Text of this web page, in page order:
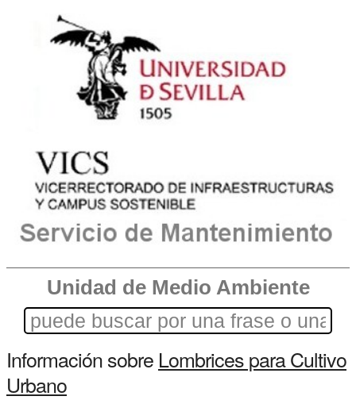
Unidad de Medio Ambiente
Información sobre Lombrices para Cultivo
Urbano